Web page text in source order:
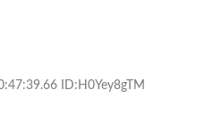
ID:H0Yey8gTM